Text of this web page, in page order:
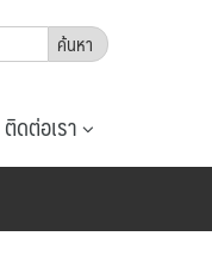
ติดต่อเรา